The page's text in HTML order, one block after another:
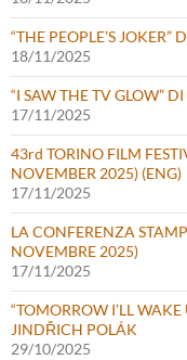
“THE PEOPLE’S JOKER”
18/11/2025
“I SAW THE TV GLOW”
17/11/2025
43rd TORINO FILM
NOVEMBER 2025) (ENG)
17/11/2025
LA CONFERENZA
NOVEMBRE 2025)
17/11/2025
“TOMORROW I’LL
JINDŘICH POLÁK
29/10/2025